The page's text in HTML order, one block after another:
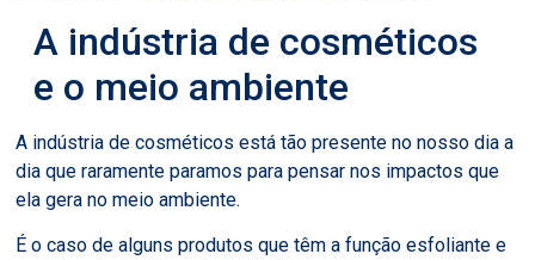
A indústria de cosméticos
e o meio ambiente
A indústria de cosméticos está tão presente no nosso dia a
dia que raramente paramos para pensar nos impactos que
ela gera no meio ambiente.
É o caso de alguns produtos que têm a função esfoliante e